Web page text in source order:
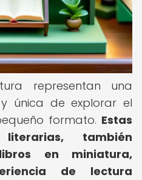
representan una
única de explorar el
formato. Estas
también
en miniatura,
de lectura